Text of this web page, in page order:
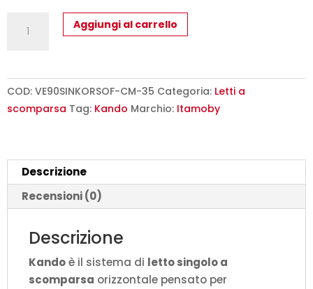
singolo
Kando
con
verde
L.199,9
P.103,2
H.97,4
(aperto
P.106
Aggiungi al carrello
COD: VE90SINKORSOF-CM-35 Categoria: Letti a
scomparsa Tag: Kando Marchio: Itamoby
Descrizione
Recensioni (0)
Descrizione
Kandoè il sistema di letto singolo a
scomparsa orizzontale pensato per